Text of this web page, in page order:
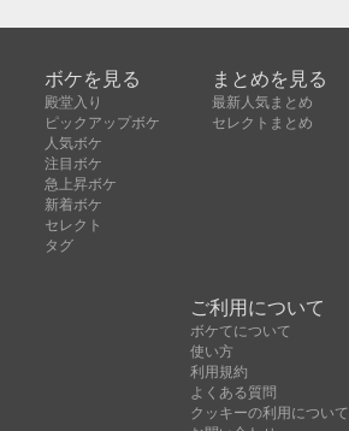
ボケを見る
殿堂入り
ピックアップボケ
人気ボケ
注目ボケ
急上昇ボケ
新着ボケ
セレクト
タグ
まとめを見る
最新人気まとめ
セレクトまとめ
ご利用について
ボケてについて
使い方
利用規約
よくある質問
クッキーの利用について